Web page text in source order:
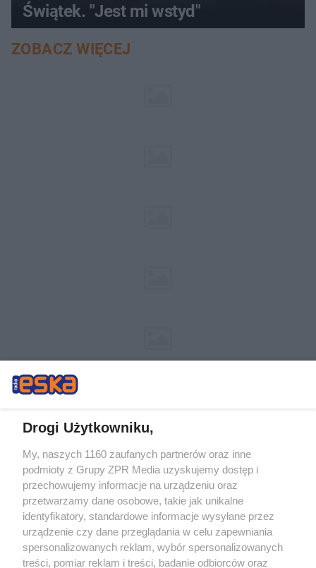
Świątek. "Jest mi wstyd"
ZOBACZ WIĘCEJ
Żaden utwór zamieszczony w serwisie nie może być powielany i
rozpowszechniany lub dalej rozpowszechniany w jakikolwiek sposób (w
tym także elektroniczny lub mechaniczny) na jakimkolwiek polu
eksploatacji w jakiejkolwiek formie, włącznie z umieszczaniem w Internecie
bez pisemnej zgody właściciela praw. Jakiekolwiek użycie lub
wykorzystanie utworów w całości lub w części z naruszeniem prawa, tzn.
bez właściwej zgody, jest zabronione pod groźbą kary i może być ścigane
prawnie.
Drogi Użytkowniku,
My, naszych 1160 zaufanych partnerów oraz inne
podmioty z Grupy ZPR Media uzyskujemy dostęp i
przechowujemy informacje na urządzeniu oraz
przetwarzamy dane osobowe, takie jak unikalne
identyfikatory, standardowe informacje wysyłane przez
urządzenie czy dane przeglądania w celu zapewniania
spersonalizowanych reklam, wybór spersonalizowanych
treści, pomiar reklam i treści, badanie odbiorców oraz